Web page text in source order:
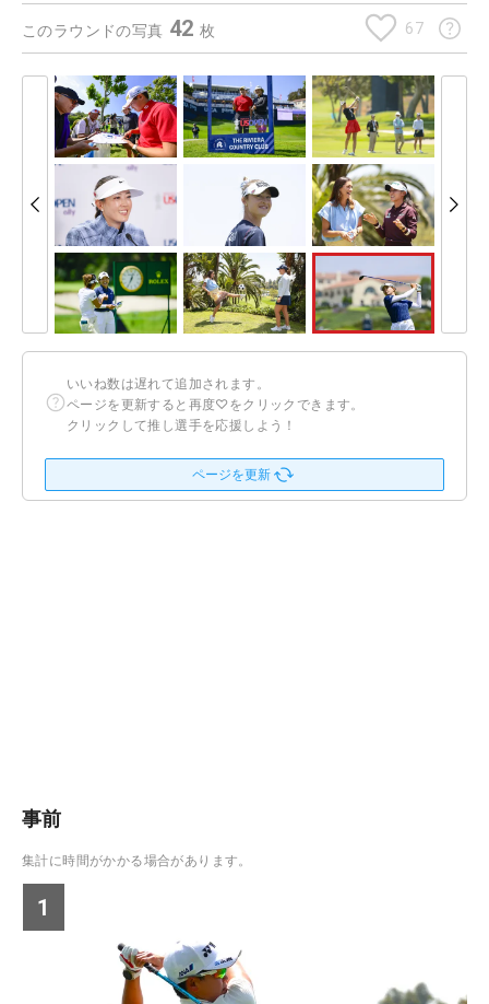
このラウンドの写真 42枚 67
いいね数は遅れて追加されます。
ページを更新すると再度♡をクリックできます。
クリックして推し選手を応援しよう！
ページを更新
事前
集計に時間がかかる場合があります。
1